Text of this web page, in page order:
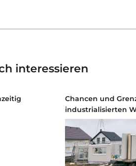
interessieren
Chancen und
industrialisierten